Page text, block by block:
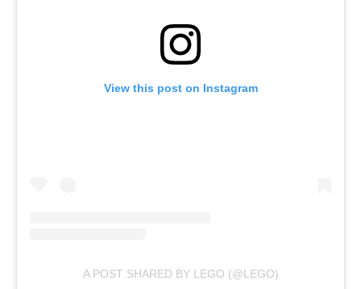
View this post on Instagram
A POST SHARED BY LEGO (@LEGO)